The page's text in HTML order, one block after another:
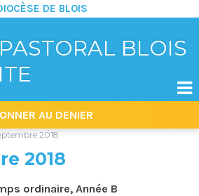
BLOIS
DE BLOIS
AU DENIER

2018
2018
ordinaire, Année B